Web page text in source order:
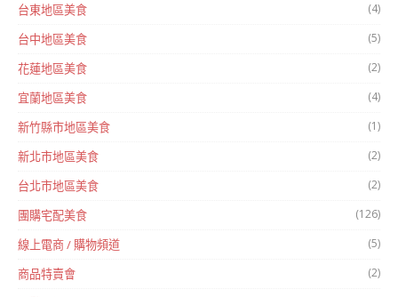
台東地區美食 (4)
台中地區美食 (5)
花蓮地區美食 (2)
宜蘭地區美食 (4)
新竹縣市地區美食 (1)
新北市地區美食 (2)
台北市地區美食 (2)
團購宅配美食 (126)
線上電商 / 購物頻道 (5)
商品特賣會 (2)